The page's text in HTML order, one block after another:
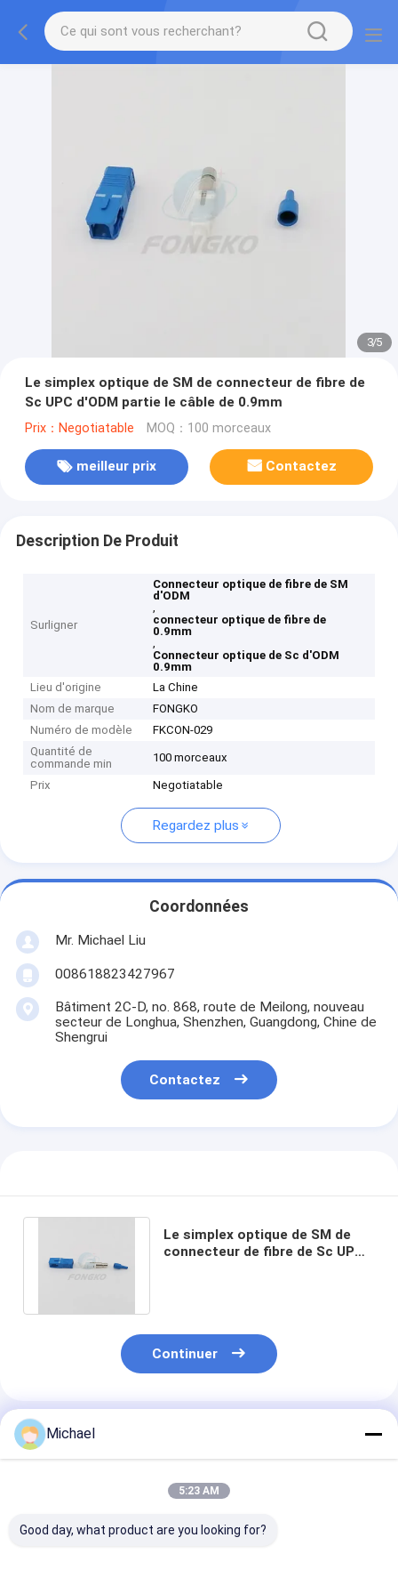
3/5
Le simplex optique de SM de connecteur de fibre de
Sc UPC d'ODM partie le câble de 0.9mm
Prix：Negotiatable MOQ：100 morceaux
meilleur prix Contactez
Description De Produit
Surligner
Connecteur optique de fibre de SM
d'ODM
,
connecteur optique de fibre de
0.9mm
,
Connecteur optique de Sc d'ODM
0.9mm
Lieu d'origine
La Chine
Nom de marque
FONGKO
Numéro de modèle
FKCON-029
Quantité de
commande min
100 morceaux
Prix Negotiatable
Regardez plus
Coordonnées
Mr. Michael Liu
008618823427967
Bâtiment 2C-D, no. 868, route de Meilong, nouveau
secteur de Longhua, Shenzhen, Guangdong, Chine de
Shengrui
Contactez
Le simplex optique de SM de
connecteur de fibre de Sc UPC
Continuer
Produits Recommandés
Michael
5:23 AM
Good day, what product are you looking for?